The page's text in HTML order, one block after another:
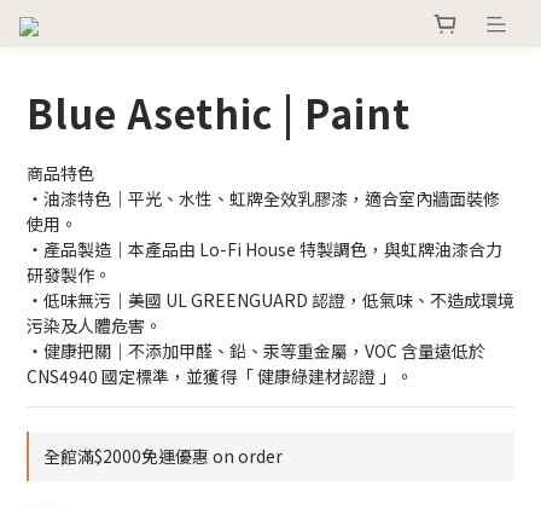
Blue Asethic | Paint
商品特色
・油漆特色｜平光、水性、虹牌全效乳膠漆，適合室內牆面裝修
使用。
・產品製造｜本產品由 Lo-Fi House 特製調色，與虹牌油漆合力
研發製作。
・低味無污｜美國 UL GREENGUARD 認證，低氣味、不造成環境
污染及人體危害。
・健康把關｜不添加甲醛、鉛、汞等重金屬，VOC 含量遠低於
CNS4940 國定標準，並獲得「 健康綠建材認證 」。
全館滿$2000免運優惠 on order